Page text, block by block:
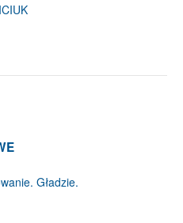
Gładzie.